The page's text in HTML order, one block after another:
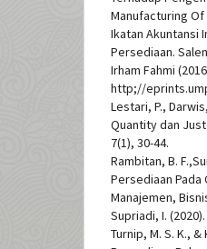
Manufacturing Of
Ikatan Akuntansi
Persediaan.
Irham Fahmi
http;//
Lestari, P.,
Quantity dan
7(1), 30-44.
Rambitan, B.
Persediaan Pada
Manajemen,
Supriadi, I.
Turnip, M. S. K.,